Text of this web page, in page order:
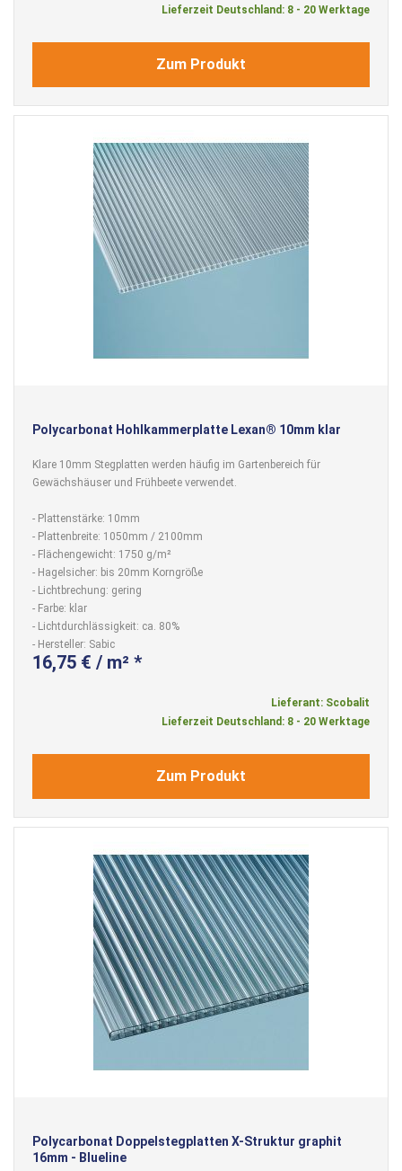
Lieferzeit Deutschland: 8 - 20 Werktage
Zum Produkt
Polycarbonat Hohlkammerplatte Lexan® 10mm klar
Klare 10mm Stegplatten werden häufig im Gartenbereich für
Gewächshäuser und Frühbeete verwendet.
- Plattenstärke: 10mm
- Plattenbreite: 1050mm / 2100mm
- Flächengewicht: 1750 g/m²
- Hagelsicher: bis 20mm Korngröße
- Lichtbrechung: gering
- Farbe: klar
- Lichtdurchlässigkeit: ca. 80%
- Hersteller: Sabic
16,75 € / m² *
Lieferant: Scobalit
Lieferzeit Deutschland: 8 - 20 Werktage
Zum Produkt
Polycarbonat Doppelstegplatten X-Struktur graphit
16mm - Blueline